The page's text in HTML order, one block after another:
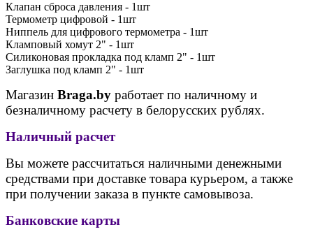
Клапан сброса давления - 1шт
Термометр цифровой - 1шт
Ниппель для цифрового термометра - 1шт
Кламповый хомут 2" - 1шт
Силиконовая прокладка под кламп 2" - 1шт
Заглушка под кламп 2" - 1шт
Магазин Braga.by работает по наличному и
безналичному расчету в белорусских рублях.
Наличный расчет
Вы можете рассчитаться наличными денежными
средствами при доставке товара курьером, а также
при получении заказа в пункте самовывоза.
Банковские карты